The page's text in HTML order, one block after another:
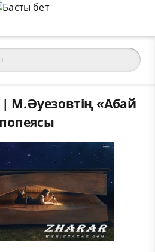
| М.Әуезовтің «Абай